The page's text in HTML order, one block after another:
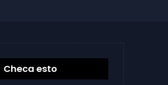
Checa esto